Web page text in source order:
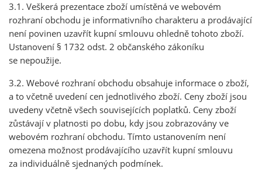
3.1. Veškerá prezentace zboží umístěná ve webovém
rozhraní obchodu je informativního charakteru a prodávající
není povinen uzavřít kupní smlouvu ohledně tohoto zboží.
Ustanovení § 1732 odst. 2 občanského zákoníku
se nepoužije.
3.2. Webové rozhraní obchodu obsahuje informace o zboží,
a to včetně uvedení cen jednotlivého zboží. Ceny zboží jsou
uvedeny včetně všech souvisejících poplatků. Ceny zboží
zůstávají v platnosti po dobu, kdy jsou zobrazovány ve
webovém rozhraní obchodu. Tímto ustanovením není
omezena možnost prodávajícího uzavřít kupní smlouvu
za individuálně sjednaných podmínek.